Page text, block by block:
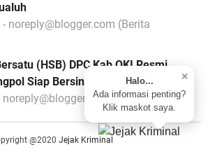
✕
Halo...
Ada informasi penting?
Klik maskot saya.
- noreply@blogger.com (Berita
(HSB) DPC Kab OKI Resmi
Siap Bersinergi Untuk Kemajuan
noreply@blogger.com (Achmad kurni)
@2020 Jejak Kriminal